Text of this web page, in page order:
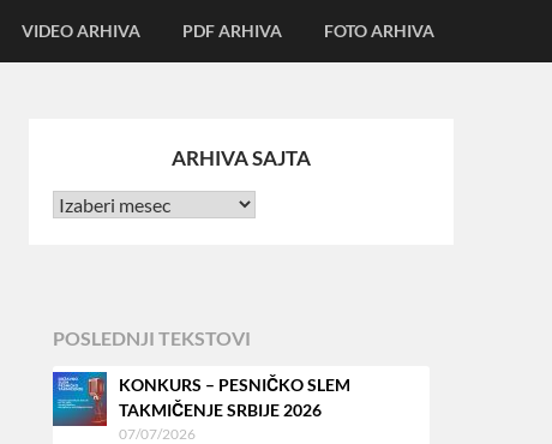
VIDEO ARHIVA PDF ARHIVA FOTO ARHIVA
ARHIVA SAJTA
POSLEDNJI TEKSTOVI
KONKURS – PESNIČKO SLEM
TAKMIČENJE SRBIJE 2026
07/07/2026